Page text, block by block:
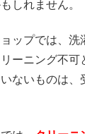
しれません。
ップでは、洗
ーニング不可
ないものは、